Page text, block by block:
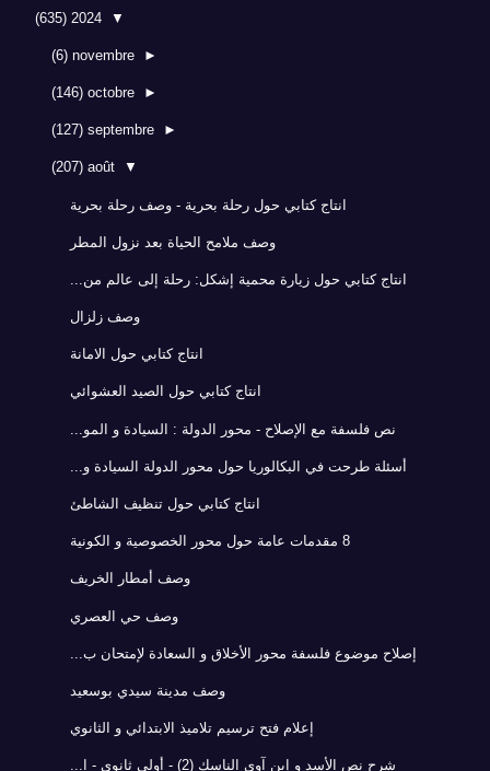
▼
2024
(635)
►
novembre
(6)
►
octobre
(146)
►
septembre
(127)
▼
août
(207)
انتاج كتابي حول رحلة بحرية - وصف رحلة بحرية
وصف ملامح الحياة بعد نزول المطر
انتاج كتابي حول زيارة محمية إشكل: رحلة إلى عالم من...
وصف زلزال
انتاج كتابي حول الامانة
انتاج كتابي حول الصيد العشوائي
نص فلسفة مع الإصلاح - محور الدولة : السيادة و المو...
أسئلة طرحت في البكالوريا حول محور الدولة السيادة و...
انتاج كتابي حول تنظيف الشاطئ
8 مقدمات عامة حول محور الخصوصية و الكونية
وصف أمطار الخريف
وصف حي العصري
إصلاح موضوع فلسفة محور الأخلاق و السعادة لإمتحان ب...
وصف مدينة سيدي بوسعيد
إعلام فتح ترسيم تلاميذ الابتدائي و الثانوي
شرح نص الأسد و إبن آوى الناسك (2) - أولى ثانوي - ا...